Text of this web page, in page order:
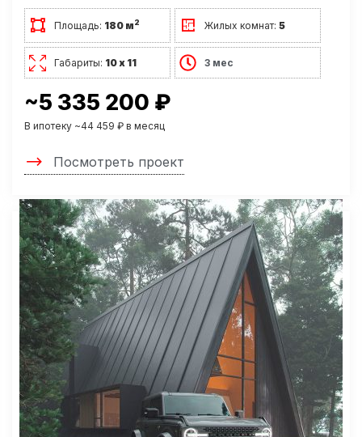
Площадь: 180 м2 Жилых комнат:5
Габариты: 10 х 11 3 мес
~5 335 200 ₽
В ипотеку ~44 459 ₽ в месяц
Посмотреть проект